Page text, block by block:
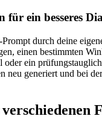
für ein besseres
durch deine
einen bestimmten
oder ein
neu generiert und bei